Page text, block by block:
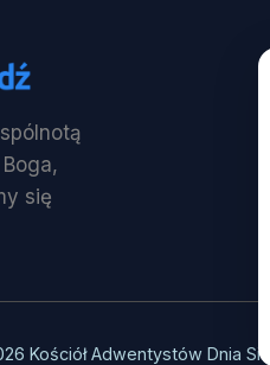
się
Kościół Adwentystów Dnia